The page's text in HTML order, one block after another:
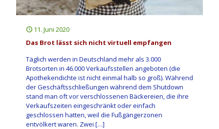
11. Juni 2020
Das Brot lässt sich nicht virtuell empfangen
Täglich werden in Deutschland mehr als 3.000
Brotsorten in 46.000 Verkaufsstellen angeboten (die
Apothekendichte ist nicht einmal halb so groß). Während
der Geschäftsschließungen während dem Shutdown
stand man oft vor verschlossenen Bäckereien, die ihre
Verkaufszeiten eingeschränkt oder einfach
geschlossen hatten, weil die Fußgängerzonen
entvölkert waren. Zwei […]